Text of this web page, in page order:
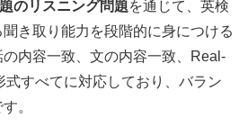
のリスニング問題を通じて、英検
き取り能力を段階的に身につける
内容一致、文の内容一致、Real-
式すべてに対応しており、バラン
。